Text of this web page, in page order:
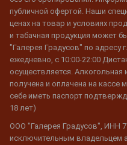
публичной офертой. Наши
ценах на товар и условиях
и табачная продукция может
"Галерея Градусов" по адресу
ежедневно, с 10:00-22:00
осуществляется.
получена и оплачена на кассе
себе иметь паспорт
18 лет)
ООО "Галерея Градусов", ИНН
исключительным владельцем